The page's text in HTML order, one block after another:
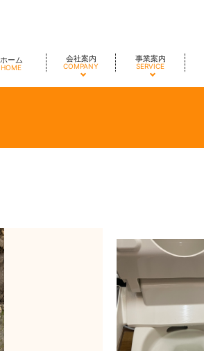
ホーム
HOME
会社案内
COMPANY
事業案内
SERVICE